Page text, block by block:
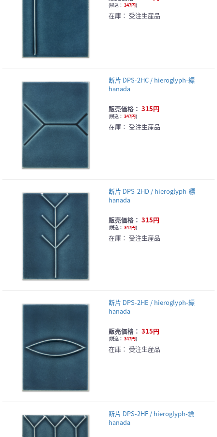
(税込： 347円)
在庫： 受注生産品
断片 DPS-2HC / hieroglyph-縹
hanada
販売価格： 315円
(税込： 347円)
在庫： 受注生産品
断片 DPS-2HD / hieroglyph-縹
hanada
販売価格： 315円
(税込： 347円)
在庫： 受注生産品
断片 DPS-2HE / hieroglyph-縹
hanada
販売価格： 315円
(税込： 347円)
在庫： 受注生産品
断片 DPS-2HF / hieroglyph-縹
hanada